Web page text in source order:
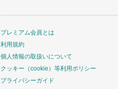
プレミアム会員とは
利用規約
個人情報の取扱いについて
クッキー（cookie）等利用ポリシー
プライバシーガイド